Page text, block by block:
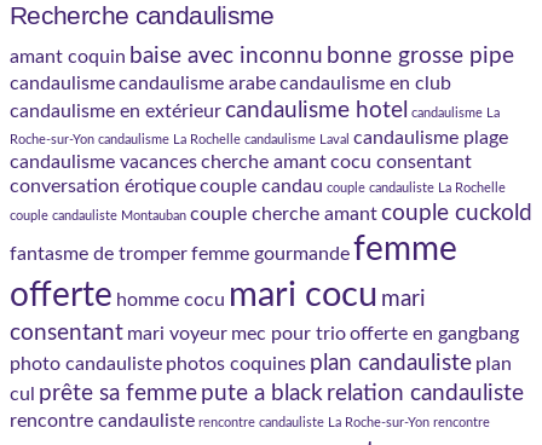
Recherche candaulisme
amant coquin baise avec inconnu bonne grosse pipe
candaulismecandaulisme arabecandaulisme en club
candaulisme en extérieurcandaulisme hotel
candaulisme La
Roche-sur-Yon candaulisme La Rochelle candaulisme Laval candaulisme plage
candaulisme vacancescherche amantcocu consentant
conversation érotiquecouple candau couple candauliste La Rochelle
couple candauliste Montauban couple cherche amantcouple cuckold
fantasme de tromperfemme gourmandefemme
offerte homme cocu mari cocu mari
consentant mari voyeur mec pour trioofferte en gangbang
photo candauliste photos coquines plan candauliste plan
cul prête sa femme pute a black relation candauliste
rencontre candauliste rencontre candauliste La Roche-sur-Yon rencontre